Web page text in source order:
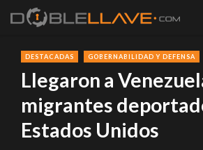
DESTACADAS GOBERNABILIDAD Y DEFENSA
Llegaron a
migrantes
Estados Unidos